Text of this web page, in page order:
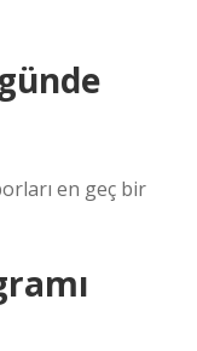
en geç bir